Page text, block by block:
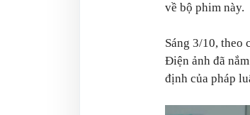
về bộ phim này.
Sáng 3/10, theo
Điện ảnh đã
định của pháp